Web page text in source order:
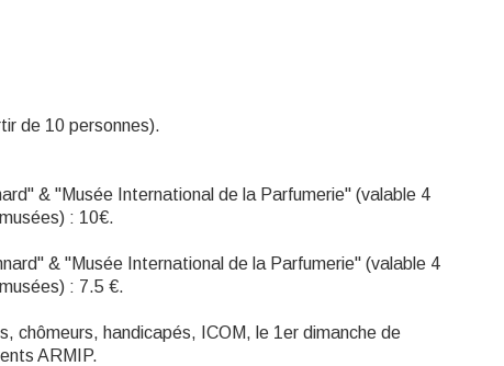
de 10 personnes).
& "Musée International de la Parfumerie" (valable 4
: 10€.
& "Musée International de la Parfumerie" (valable 4
: 7.5 €.
chômeurs, handicapés, ICOM, le 1er dimanche de
ARMIP.